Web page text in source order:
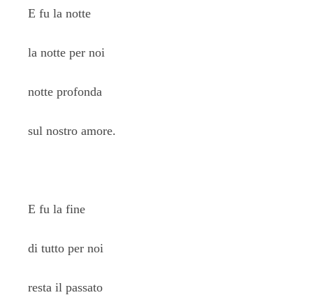
E fu la notte
la notte per noi
notte profonda
sul nostro amore.
E fu la fine
di tutto per noi
resta il passato